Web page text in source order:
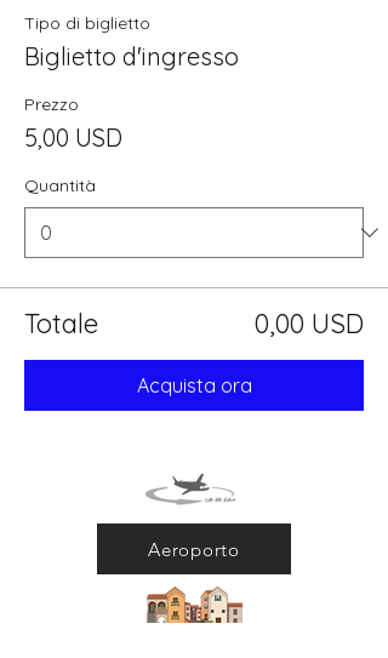
Tipo di biglietto
Biglietto d'ingresso
Prezzo
5,00 USD
Quantità
Totale 0,00 USD
Acquista ora
Aeroporto